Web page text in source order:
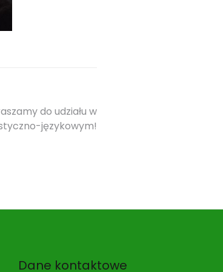
do udziału w
językowym!
Dane kontaktowe